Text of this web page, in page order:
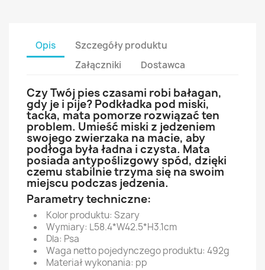
Opis
Szczegóły produktu
Załączniki
Dostawca
Czy Twój pies czasami robi bałagan,
gdy je i pije? Podkładka pod miski,
tacka, mata pomorze rozwiązać ten
problem. Umieść miski z jedzeniem
swojego zwierzaka na macie, aby
podłoga była ładna i czysta. Mata
posiada antypoślizgowy spód, dzięki
czemu stabilnie trzyma się na swoim
miejscu podczas jedzenia.
Parametry techniczne:
Kolor produktu: Szary
Wymiary: L58.4*W42.5*H3.1cm
Dla: Psa
Waga netto pojedynczego produktu: 492g
Materiał wykonania: pp